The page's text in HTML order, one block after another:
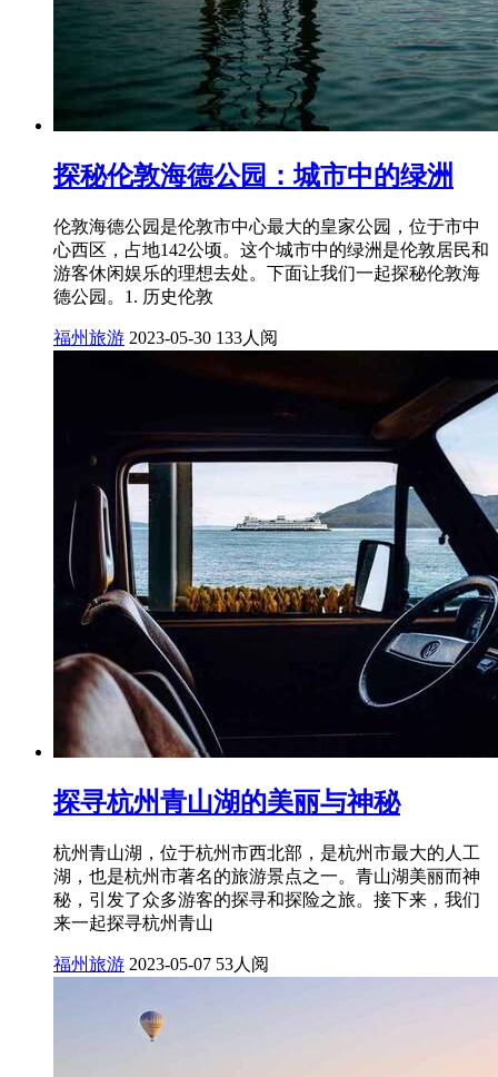
探秘伦敦海德公园：城市中的绿洲
伦敦海德公园是伦敦市中心最大的皇家公园，位于市中
心西区，占地142公顷。这个城市中的绿洲是伦敦居民和
游客休闲娱乐的理想去处。下面让我们一起探秘伦敦海
德公园。1. 历史伦敦
福州旅游 2023-05-30 133人阅
探寻杭州青山湖的美丽与神秘
杭州青山湖，位于杭州市西北部，是杭州市最大的人工
湖，也是杭州市著名的旅游景点之一。青山湖美丽而神
秘，引发了众多游客的探寻和探险之旅。接下来，我们
来一起探寻杭州青山
福州旅游 2023-05-07 53人阅